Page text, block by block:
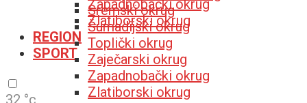
Zapadnobački okrug
Zlatiborski okrug
REGION
SPORT
32 °c
Sremski okrug
Šumadijski okrug
Toplički okrug
Zaječarski okrug
Zapadnobački okrug
Zlatiborski okrug